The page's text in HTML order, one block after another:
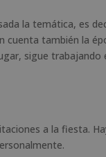
la temática, es
cuenta también la
sigue trabajando
a la fiesta.